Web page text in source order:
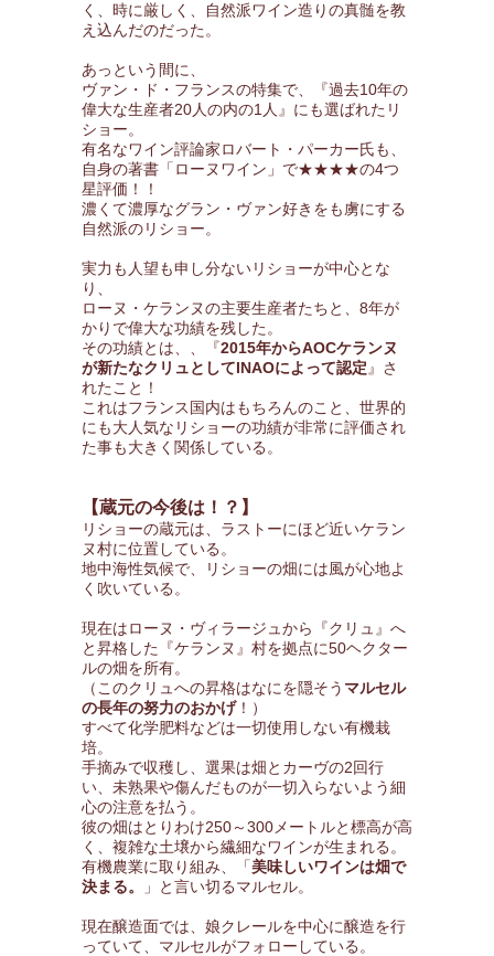
く、時に厳しく、自然派ワイン造りの真髄を教
え込んだのだった。
あっという間に、
ヴァン・ド・フランスの特集で、『過去10年の
偉大な生産者20人の内の1人』にも選ばれたリ
ショー。
有名なワイン評論家ロバート・パーカー氏も、
自身の著書「ローヌワイン」で★★★★の4つ
星評価！！
濃くて濃厚なグラン・ヴァン好きをも虜にする
自然派のリショー。
実力も人望も申し分ないリショーが中心とな
り、
ローヌ・ケランヌの主要生産者たちと、8年が
かりで偉大な功績を残した。
その功績とは、、『2015年からAOCケランヌ
が新たなクリュとしてINAOによって認定 』さ
れたこと！
これはフランス国内はもちろんのこと、世界的
にも大人気なリショーの功績が非常に評価され
た事も大きく関係している。
【蔵元の今後は！？】
リショーの蔵元は、ラストーにほど近いケラン
ヌ村に位置している。
地中海性気候で、リショーの畑には風が心地よ
く吹いている。
現在はローヌ・ヴィラージュから『クリュ』へ
と昇格した『ケランヌ』村を拠点に50ヘクター
ルの畑を所有。
（このクリュへの昇格はなにを隠そう マルセル
の長年の努力のおかげ！）
すべて化学肥料などは一切使用しない有機栽
培。
手摘みで収穫し、選果は畑とカーヴの2回行
い、未熟果や傷んだものが一切入らないよう細
心の注意を払う。
彼の畑はとりわけ250～300メートルと標高が高
く、複雑な土壌から繊細なワインが生まれる。
有機農業に取り組み、「美味しいワインは畑で
決まる。
」と言い切るマルセル。
現在醸造面では、娘クレールを中心に醸造を行
っていて、マルセルがフォローしている。